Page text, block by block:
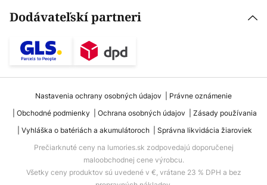
Dodávateľskí partneri
Nastavenia ochrany osobných údajov
Právne oznámenie
Obchodné podmienky
Ochrana osobných údajov
Zásady používania
Vyhláška o batériách a akumulátoroch
Správna likvidácia žiaroviek
Prečiarknuté ceny na lumories.sk zodpovedajú doporučenej
maloobchodnej cene výrobcu.
Všetky ceny produktov sú uvedené v €, vrátane 23 % DPH a bez